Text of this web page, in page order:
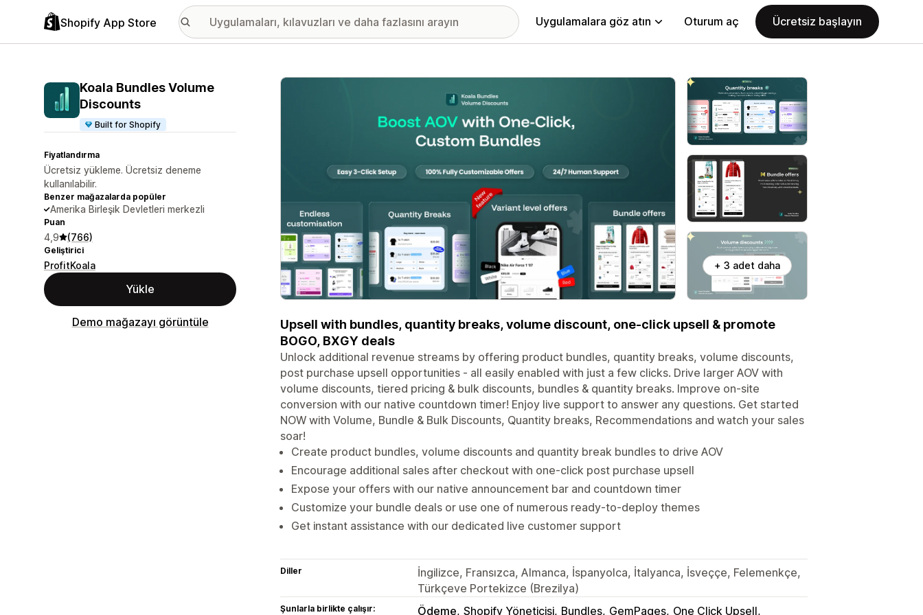
Shopify App Store Uygulamalara göz atın Oturum aç Ücretsiz başlayın
Koala Bundles Volume
Discounts
Built for Shopify
Fiyatlandırma
Ücretsiz yükleme. Ücretsiz deneme
kullanılabilir.
Benzer mağazalarda popüler
Amerika Birleşik Devletleri merkezli
Puan
4,9 (766)
Geliştirici
ProfitKoala
Yükle
Demo mağazayı görüntüle
Öne çıkan görsel galerisi
+ 3 adet daha
Upsell with bundles, quantity breaks, volume discount, one-click upsell & promote
BOGO, BXGY deals
Unlock additional revenue streams by offering product bundles, quantity breaks, volume discounts,
post purchase upsell opportunities - all easily enabled with just a few clicks. Drive larger AOV with
volume discounts, tiered pricing & bulk discounts, bundles & quantity breaks. Improve on-site
conversion with our native countdown timer! Enjoy live support to answer any questions. Get started
NOW with Volume, Bundle & Bulk Discounts, Quantity breaks, Recommendations and watch your sales
soar!
Create product bundles, volume discounts and quantity break bundles to drive AOV
Encourage additional sales after checkout with one-click post purchase upsell
Expose your offers with our native announcement bar and countdown timer
Customize your bundle deals or use one of numerous ready-to-deploy themes
Get instant assistance with our dedicated live customer support
Diller
İngilizce, Fransızca, Almanca, İspanyolca, İtalyanca, İsveççe, Felemenkçe,
Türkçeve Portekizce (Brezilya)
Şunlarla birlikte çalışır: Ödeme Shopify Yöneticisi Bundles GemPages One Click Upsell